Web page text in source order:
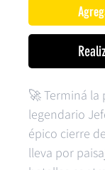
🚀 Terminá la
legendario
épico cierre
lleva por